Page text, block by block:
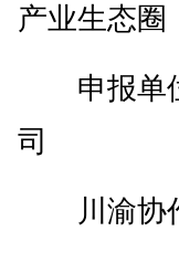
产业生态圈
申报单位
司
川渝协作